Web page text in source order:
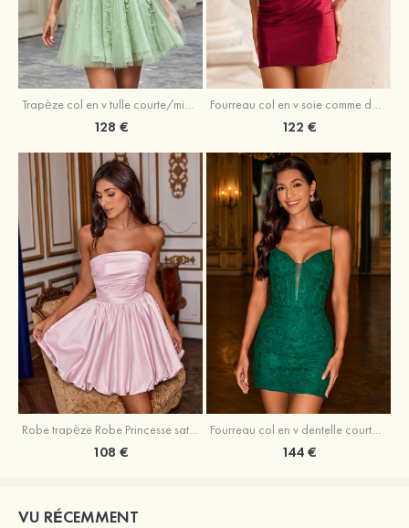
Trapèze col en v tulle courte/mini robe de fête de la rentrée avec perles
128 €
Fourreau col en v soie comme du satin courte/mini robe de fête de la rentrée avec paillettes
122 €
Robe trapèze Robe Princesse satin sans manches courte/mini robe de fête de la rentrée
108 €
Fourreau col en v dentelle courte/mini robe de fête de la rentré avec perles
144 €
VU RÉCEMMENT